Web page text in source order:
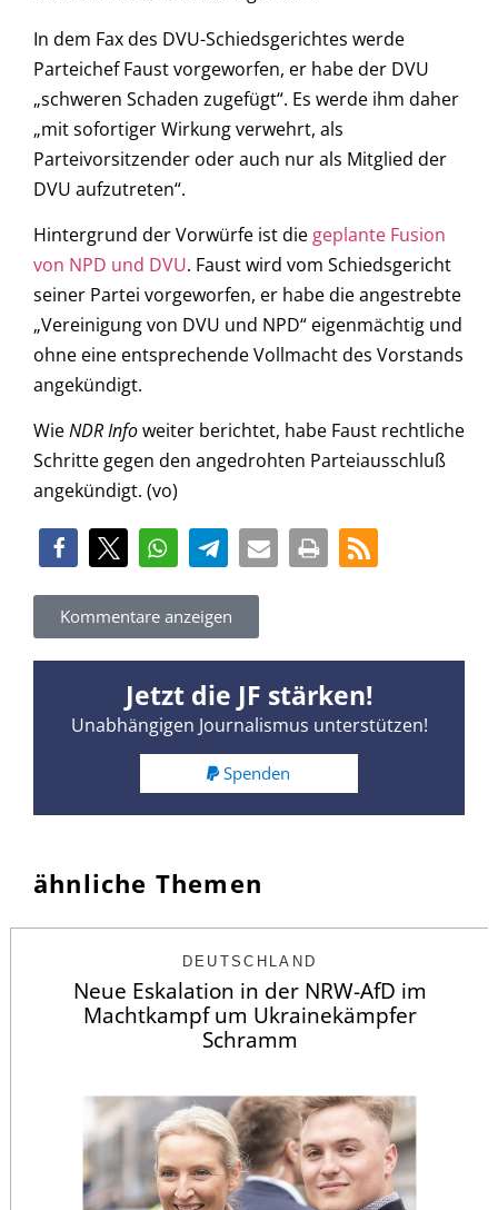
In dem Fax des DVU-Schiedsgerichtes werde
Parteichef Faust vorgeworfen, er habe der DVU
„schweren Schaden zugefügt“. Es werde ihm daher
„mit sofortiger Wirkung verwehrt, als
Parteivorsitzender oder auch nur als Mitglied der
DVU aufzutreten“.
Hintergrund der Vorwürfe ist die geplante Fusion
von NPD und DVU. Faust wird vom Schiedsgericht
seiner Partei vorgeworfen, er habe die angestrebte
„Vereinigung von DVU und NPD“ eigenmächtig und
ohne eine entsprechende Vollmacht des Vorstands
angekündigt.
WieNDR Infoweiter berichtet, habe Faust rechtliche
Schritte gegen den angedrohten Parteiausschluß
angekündigt. (vo)
Kommentare anzeigen
Jetzt die JF stärken!
Unabhängigen Journalismus unterstützen!
Spenden
ähnliche Themen
DEUTSCHLAND
Neue Eskalation in der NRW-AfD im
Machtkampf um Ukrainekämpfer
Schramm